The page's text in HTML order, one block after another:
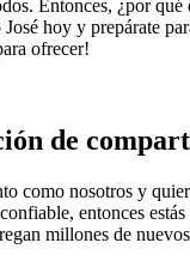
Entonces, ¿por qué
hoy y prepárate
ofrecer!
de
como nosotros y
entonces
millones de